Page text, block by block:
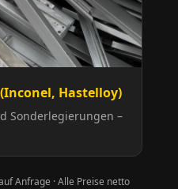
Hastelloy)
Sonderlegierungen –
Anfrage · Alle Preise netto